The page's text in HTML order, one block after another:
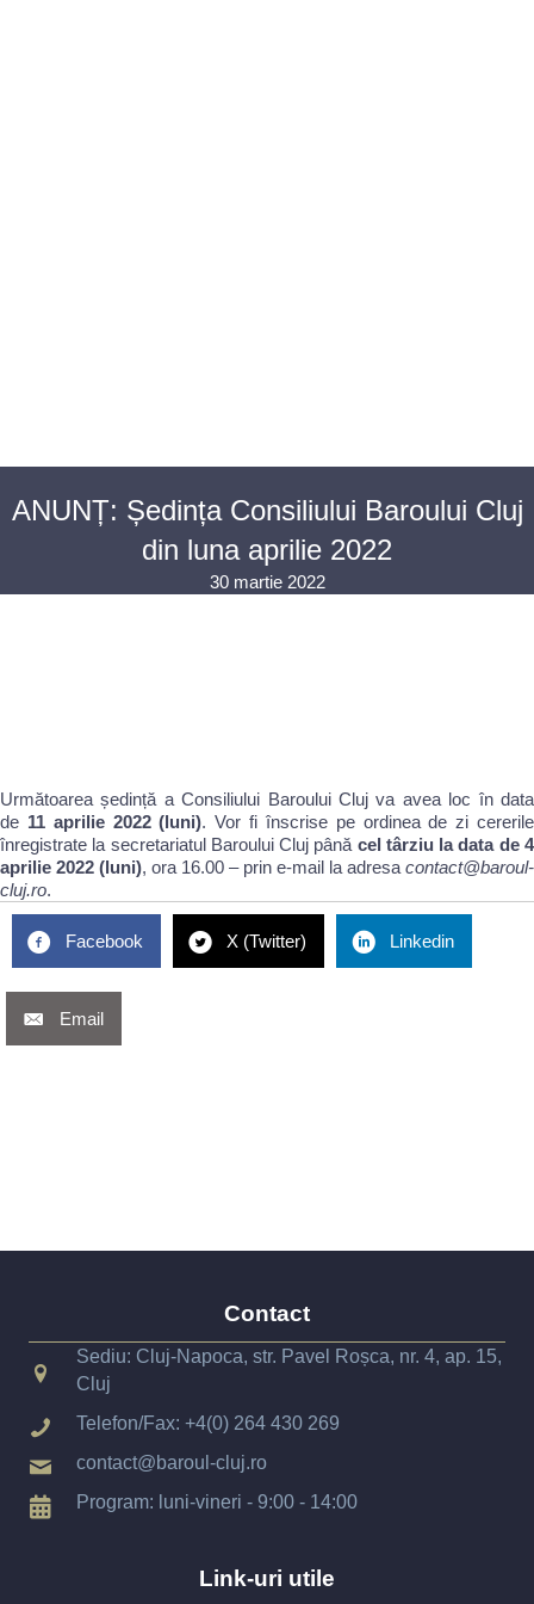
ANUNȚ: Ședința Consiliului Baroului Cluj
din luna aprilie 2022
30 martie 2022
Următoarea ședință a Consiliului Baroului Cluj va avea loc în data
de 11 aprilie 2022 (luni). Vor fi înscrise pe ordinea de zi cererile
înregistrate la secretariatul Baroului Cluj până cel târziu la data de 4
aprilie 2022 (luni), ora 16.00 – prin e-mail la adresa contact@baroul-
cluj.ro.
Facebook X (Twitter) Linkedin
Email
Contact
Sediu: Cluj-Napoca, str. Pavel Roșca, nr. 4, ap. 15,
Cluj
Telefon/Fax: +4(0) 264 430 269
contact@baroul-cluj.ro
Program: luni-vineri - 9:00 - 14:00
Link-uri utile